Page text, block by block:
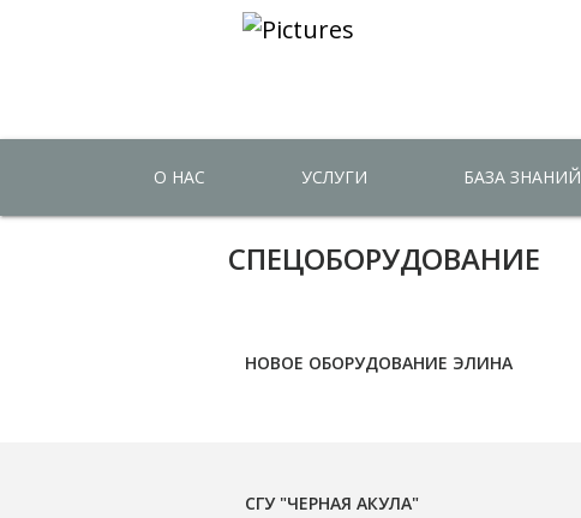
О НАС УСЛУГИ БАЗА ЗНАНИЙ
СПЕЦОБОРУДОВАНИЕ
НОВОЕ ОБОРУДОВАНИЕ ЭЛИНА
СГУ "ЧЕРНАЯ АКУЛА"